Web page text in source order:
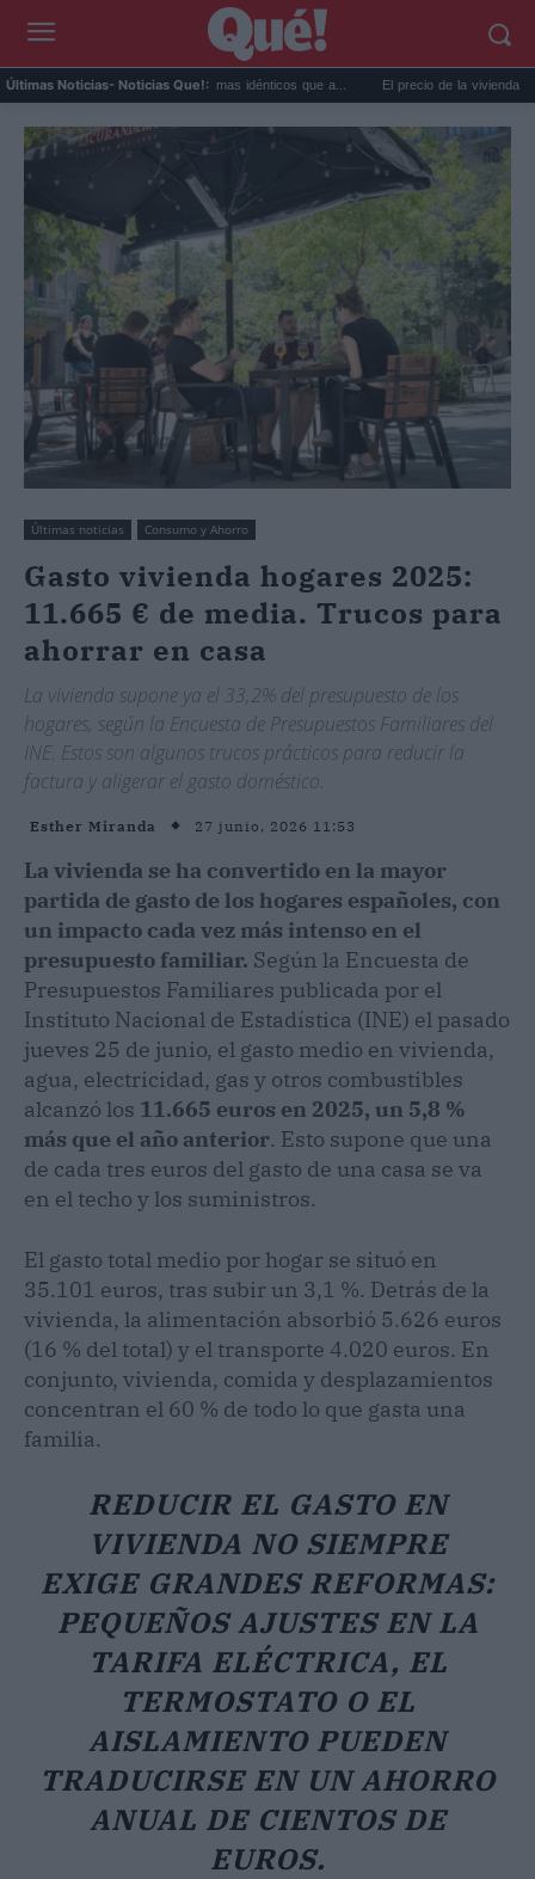
Últimas Noticias- Noticias Que!:
y ansiedad: síntomas idénticos que a... El precio de la vivienda en Valencia
Últimas noticias Consumo y Ahorro
Gasto vivienda hogares 2025:
11.665 € de media. Trucos para
ahorrar en casa
La vivienda supone ya el 33,2% del presupuesto de los
hogares, según la Encuesta de Presupuestos Familiares del
INE. Estos son algunos trucos prácticos para reducir la
factura y aligerar el gasto doméstico.
Esther Miranda 27 junio, 2026 11:53
La vivienda se ha convertido en la mayor
partida de gasto de los hogares españoles, con
un impacto cada vez más intenso en el
presupuesto familiar. Según la Encuesta de
Presupuestos Familiares publicada por el
Instituto Nacional de Estadística (INE) el pasado
jueves 25 de junio, el gasto medio en vivienda,
agua, electricidad, gas y otros combustibles
alcanzó los 11.665 euros en 2025, un 5,8 %
más que el año anterior. Esto supone que una
de cada tres euros del gasto de una casa se va
en el techo y los suministros.
El gasto total medio por hogar se situó en
35.101 euros, tras subir un 3,1 %. Detrás de la
vivienda, la alimentación absorbió 5.626 euros
(16 % del total) y el transporte 4.020 euros. En
conjunto, vivienda, comida y desplazamientos
concentran el 60 % de todo lo que gasta una
familia.
REDUCIR EL GASTO EN
VIVIENDA NO SIEMPRE
EXIGE GRANDES REFORMAS:
PEQUEÑOS AJUSTES EN LA
TARIFA ELÉCTRICA, EL
TERMOSTATO O EL
AISLAMIENTO PUEDEN
TRADUCIRSE EN UN AHORRO
ANUAL DE CIENTOS DE
EUROS.